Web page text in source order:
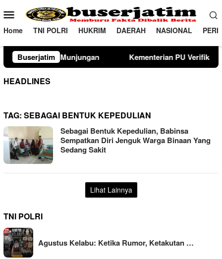
ke
konten
Menu
Mobile
Home TNI POLRI HUKRIM DAERAH NASIONAL
Buserjatim Kementerian PU Verifikasi Lahan Sekolah
HEADLINES
TAG: SEBAGAI BENTUK KEPEDULIAN
Sebagai Bentuk Kepedulian, Babinsa
Sempatkan Diri Jenguk Warga Binaan Yang
Sedang Sakit
Lihat Lainnya
TNI POLRI
Agustus Kelabu: Ketika Rumor, Ketakutan …